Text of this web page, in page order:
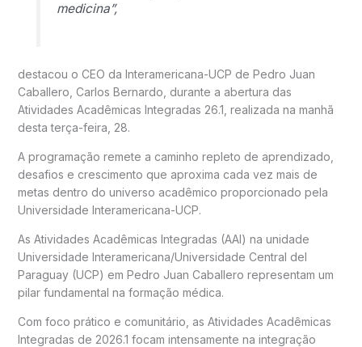
medicina”,
destacou o CEO da Interamericana-UCP de Pedro Juan
Caballero, Carlos Bernardo, durante a abertura das
Atividades Acadêmicas Integradas 26.1, realizada na manhã
desta terça-feira, 28.
A programação remete a caminho repleto de aprendizado,
desafios e crescimento que aproxima cada vez mais de
metas dentro do universo acadêmico proporcionado pela
Universidade Interamericana-UCP.
As Atividades Acadêmicas Integradas (AAI) na unidade
Universidade Interamericana/Universidade Central del
Paraguay (UCP) em Pedro Juan Caballero representam um
pilar fundamental na formação médica.
Com foco prático e comunitário, as Atividades Acadêmicas
Integradas de 2026.1 focam intensamente na integração